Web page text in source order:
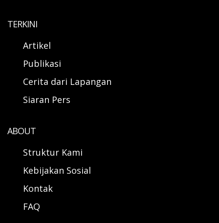
TERKINI
Artikel
Publikasi
Cerita dari Lapangan
Siaran Pers
ABOUT
Struktur Kami
Kebijakan Sosial
Kontak
FAQ